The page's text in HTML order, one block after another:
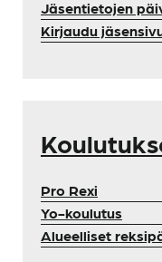
Jäsentietojen
Kirjaudu
Pro Rexi
Yo-koulutus
Alueelliset